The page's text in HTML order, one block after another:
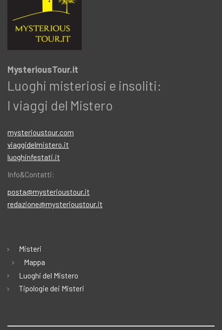
MysteriousTour.it
Luoghi misteriosi e insoliti:
I viaggi del Mistero
mysterioustour.com
viaggidelmistero.it
luoghinfestati.it
Info&Contatti:
posta@mysterioustour.it
redazione@mysterioustour.it
Misteri
Mappa
Luoghi del Mistero
Tipologie dei Misteri